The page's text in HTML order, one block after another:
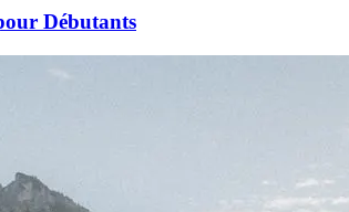
Débutants